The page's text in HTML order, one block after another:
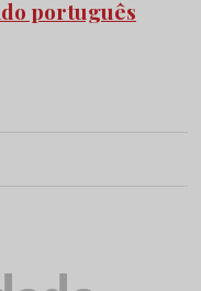
português